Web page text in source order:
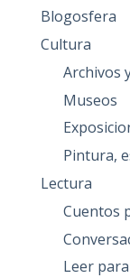
Blogosfera
Cultura
Archivos
Museos
Pintura,
Lectura
Cuentos
Leer